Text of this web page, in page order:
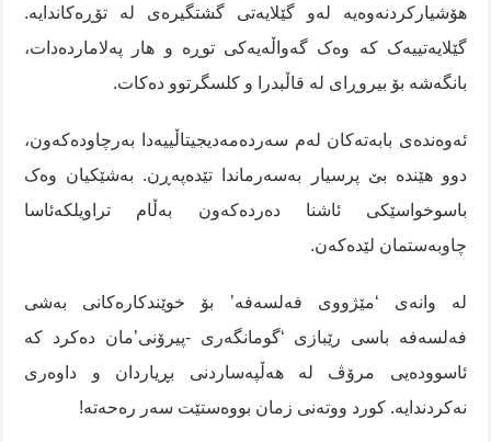
هۆشیارکردنەوەیە لەو گێلایەتی گشتگیرەی لە تۆڕەکاندایە.
گێلایەتییەک کە وەک گەواڵەیەکی توڕە و هار پەلاماردەدات،
بانگەشە بۆ بیروڕای لە قاڵبدرا و کلسگرتوو دەکات.
ئەوەندەی بابەتەکان لەم سەردەمەدیجیتاڵییەدا بەرچاودەکەون،
دوو هێندە بێ پرسیار بەسەرماندا تێدەپەڕن. بەشێکیان وەک
باسوخواسێکی ئاشنا دەردەکەون بەڵام تراویلکەئاسا
چاوبەستمان لێدەکەن.
لە وانەی ‘مێژووی فەلسەفە’ بۆ خوێندکارەکانی بەشی
فەلسەفە باسی رێبازی ‘گومانگەری -پیرۆنی’مان دەکرد کە
ئاسوودەیی مرۆڤ لە هەڵپەساردنی بڕیاردان و داوەری
نەکردندایە. کورد ووتەنی زمان بووەستێت سەر رەحەتە!